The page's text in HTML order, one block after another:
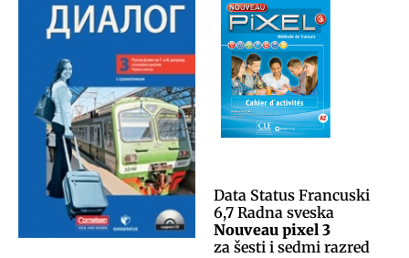
Data Status Francuski
6,7 Radna sveska
Nouveau pixel 3
za šesti i sedmi razred